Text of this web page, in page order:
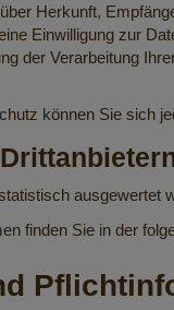
Herkunft,
Einwilligung zur
der Verarbeitung
können Sie sich
finden Sie in der